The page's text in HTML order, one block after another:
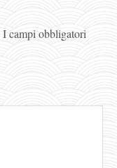
I campi obbligatori